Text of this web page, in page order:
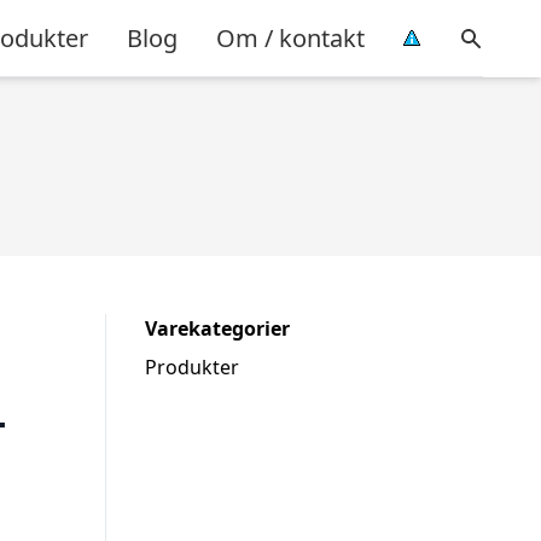
Blog Om / kontakt
Varekategorier
Produkter